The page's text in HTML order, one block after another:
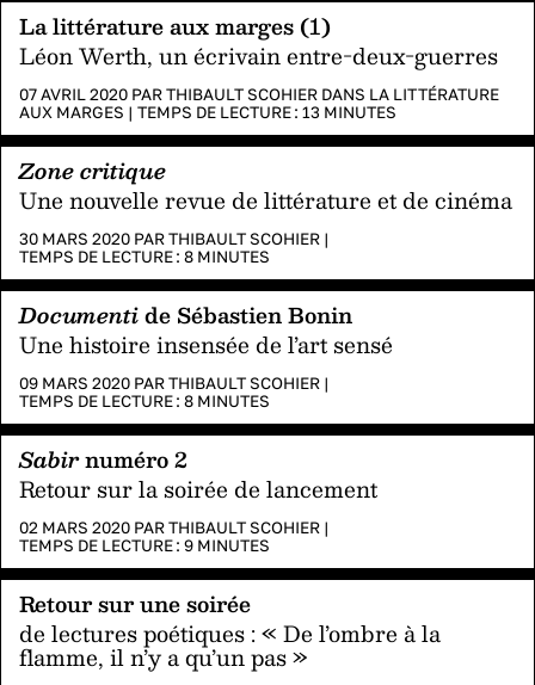
La littérature aux marges (1)
Léon Werth, un écrivain entre-deux-guerres
07 AVRIL 2020 PARTHIBAULT SCOHIER DANS LA LITTÉRATURE
AUX MARGES | TEMPS DE LECTURE : 13 MINUTES
Zone critique
Une nouvelle revue de littérature et de cinéma
30 MARS 2020 PARTHIBAULT SCOHIER |
TEMPS DE LECTURE : 8 MINUTES
Documentide Sébastien Bonin
Une histoire insensée de l’art sensé
09 MARS 2020 PARTHIBAULT SCOHIER |
TEMPS DE LECTURE : 8 MINUTES
Sabirnuméro 2
Retour sur la soirée de lancement
02 MARS 2020 PARTHIBAULT SCOHIER |
TEMPS DE LECTURE : 9 MINUTES
Retour sur une soirée
de lectures poétiques : « De l’ombre à la
flamme, il n’y a qu’un pas »